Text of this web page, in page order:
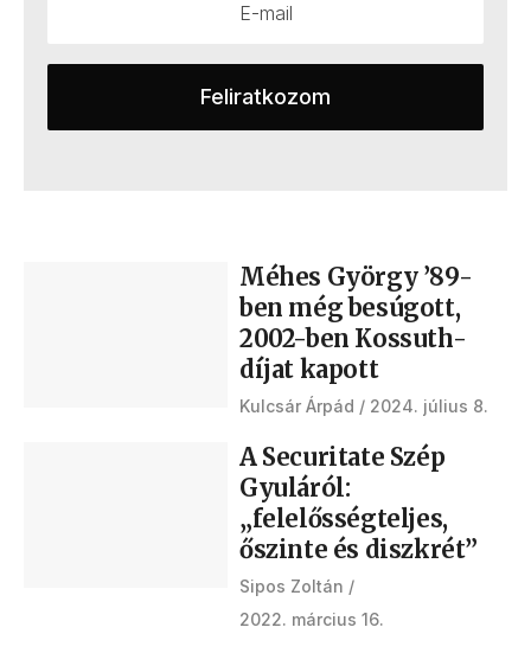
Méhes György ’89-
ben még besúgott,
2002-ben Kossuth-
díjat kapott
Kulcsár Árpád 2024. július 8.
A Securitate Szép
Gyuláról:
„felelősségteljes,
őszinte és diszkrét”
Sipos Zoltán
2022. március 16.